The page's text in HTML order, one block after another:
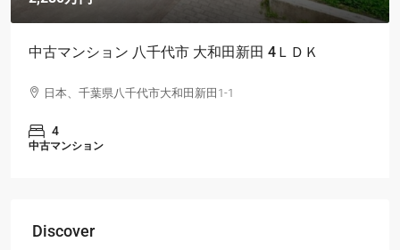
中古マンション 八千代市 大和田新田 4ＬＤＫ
日本、千葉県八千代市大和田新田1-1
4
中古マンション
Discover